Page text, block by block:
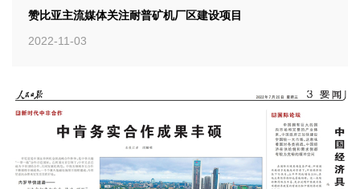
赞比亚主流媒体关注耐普矿机厂区建设项目
2022-11-03